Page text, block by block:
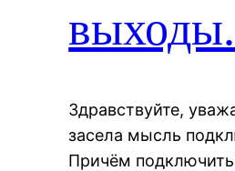
выходы.
Здравствуйте,
засела мысль
Причём